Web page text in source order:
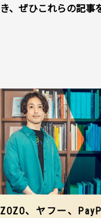
き、ぜひこれらの記事
ZOZO、ヤフー、